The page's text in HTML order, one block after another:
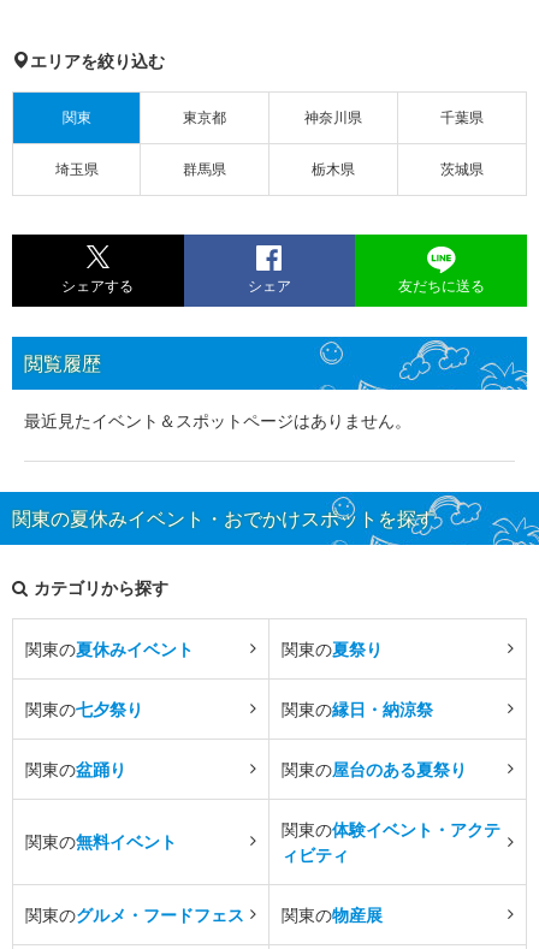
エリアを絞り込む
関東 東京都 神奈川県 千葉県
埼玉県 群馬県 栃木県 茨城県
シェアする シェア 友だちに送る
閲覧履歴
最近見たイベント＆スポットページはありません。
関東の夏休みイベント・おでかけスポットを探す
カテゴリから探す
関東の夏休みイベント 関東の夏祭り
関東の七夕祭り 関東の縁日・納涼祭
関東の盆踊り 関東の屋台のある夏祭り
関東の無料イベント
関東の体験イベント・アクテ
ィビティ
関東のグルメ・フードフェス 関東の物産展